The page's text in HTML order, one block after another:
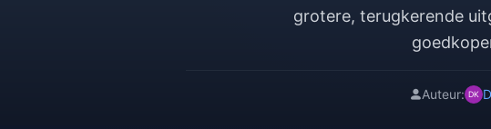
grotere, terugkerende
Auteur: